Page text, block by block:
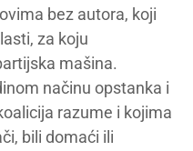
bez autora, koji
za koju
mašina.
načinu opstanka i
razume i kojima
bili domaći ili